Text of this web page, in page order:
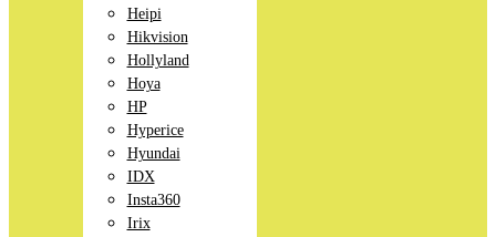
Heipi
Hikvision
Hollyland
Hoya
HP
Hyperice
Hyundai
IDX
Insta360
Irix